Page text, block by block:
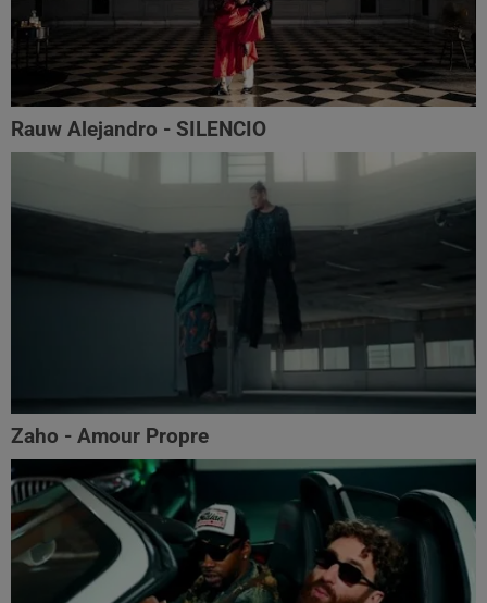
Rauw Alejandro - SILENCIO
Zaho - Amour Propre